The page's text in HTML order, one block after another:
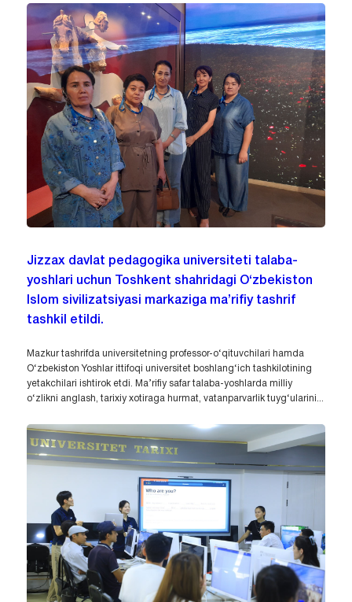
Jizzax davlat pedagogika universiteti talaba-
yoshlari uchun Toshkent shahridagi O‘zbekiston
Islom sivilizatsiyasi markaziga ma’rifiy tashrif
tashkil etildi.
Mazkur tashrifda universitetning professor-o‘qituvchilari hamda
O‘zbekiston Yoshlar ittifoqi universitet boshlang‘ich tashkilotining
yetakchilari ishtirok etdi. Ma’rifiy safar talaba-yoshlarda milliy
o‘zlikni anglash, tarixiy xotiraga hurmat, vatanparvarlik tuyg‘ularini...